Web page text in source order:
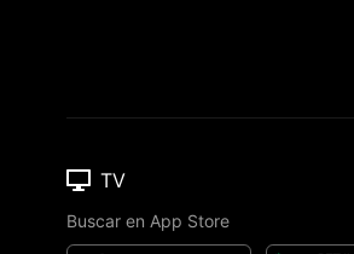
TV
Buscar en App Store